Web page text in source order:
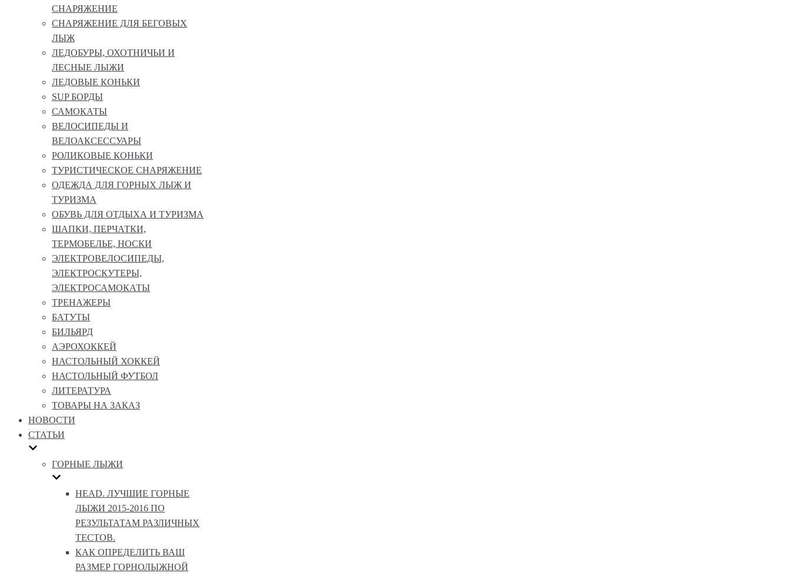
СНАРЯЖЕНИЕ
СНАРЯЖЕНИЕ ДЛЯ БЕГОВЫХ
ЛЫЖ
ЛЕДОБУРЫ, ОХОТНИЧЬИ И
ЛЕСНЫЕ ЛЫЖИ
ЛЕДОВЫЕ КОНЬКИ
SUP БОРДЫ
САМОКАТЫ
ВЕЛОСИПЕДЫ И
ВЕЛОАКСЕССУАРЫ
РОЛИКОВЫЕ КОНЬКИ
ТУРИСТИЧЕСКОЕ СНАРЯЖЕНИЕ
ОДЕЖДА ДЛЯ ГОРНЫХ ЛЫЖ И
ТУРИЗМА
ОБУВЬ ДЛЯ ОТДЫХА И ТУРИЗМА
ШАПКИ, ПЕРЧАТКИ,
ТЕРМОБЕЛЬЕ, НОСКИ
ЭЛЕКТРОВЕЛОСИПЕДЫ,
ЭЛЕКТРОСКУТЕРЫ,
ЭЛЕКТРОСАМОКАТЫ
ТРЕНАЖЕРЫ
БАТУТЫ
БИЛЬЯРД
АЭРОХОККЕЙ
НАСТОЛЬНЫЙ ХОККЕЙ
НАСТОЛЬНЫЙ ФУТБОЛ
ЛИТЕРАТУРА
ТОВАРЫ НА ЗАКАЗ
НОВОСТИ
СТАТЬИ
ГОРНЫЕ ЛЫЖИ
HEAD. ЛУЧШИЕ ГОРНЫЕ
ЛЫЖИ 2015-2016 ПО
РЕЗУЛЬТАТАМ РАЗЛИЧНЫХ
ТЕСТОВ.
КАК ОПРЕДЕЛИТЬ ВАШ
РАЗМЕР ГОРНОЛЫЖНОЙ